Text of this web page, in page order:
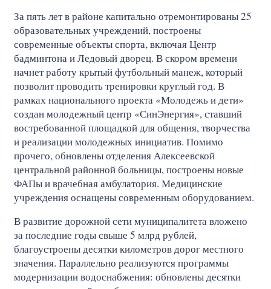
За пять лет в районе капитально отремонтированы 25
образовательных учреждений, построены
современные объекты спорта, включая Центр
бадминтона и Ледовый дворец. В скором времени
начнет работу крытый футбольный манеж, который
позволит проводить тренировки круглый год. В
рамках национального проекта «Молодежь и дети»
создан молодежный центр «СинЭнергия», ставший
востребованной площадкой для общения, творчества
и реализации молодежных инициатив. Помимо
прочего, обновлены отделения Алексеевской
центральной районной больницы, построены новые
ФАПы и врачебная амбулатория. Медицинские
учреждения оснащены современным оборудованием.
В развитие дорожной сети муниципалитета вложено
за последние годы свыше 5 млрд рублей,
благоустроены десятки километров дорог местного
значения. Параллельно реализуются программы
модернизации водоснабжения: обновлены десятки